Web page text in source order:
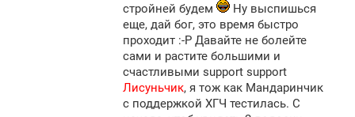
стройней будем
Ну выспишься
еще, дай бог, это время быстро
проходит :-P Давайте не болейте
сами и растите большими и
счастливыми support support
Лисуньчик, я тож как Мандаринчик
с поддержкой ХГЧ тестилась. С